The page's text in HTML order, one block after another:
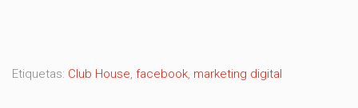
Etiquetas: Club House, facebook, marketing digital